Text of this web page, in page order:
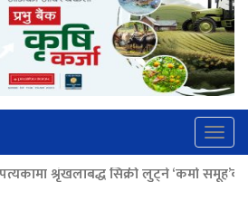
लुट्ने ‘कर्मा समूह’का नाइकेसहित पाँच